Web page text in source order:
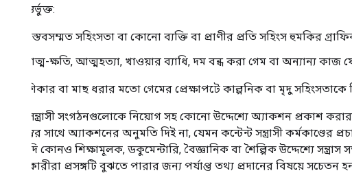
এটা অন্তর্ভুক্ত:
বাস্তবসম্মত সহিংসতা বা কোনো ব্যক্তি বা প্রাণীর প্রতি সহিংস হুমকির
আত্ম-ক্ষতি, আত্মহত্যা, খাওয়ার ব্যাধি, দম বন্ধ করা গেম বা অন্যান্য
কার্টুন, শিকার বা মাছ ধরার মতো গেমের প্রেক্ষাপটে কাল্পনিক বা মৃদু
আমরা সন্ত্রাসী সংগঠনগুলোকে নিয়োগ সহ কোনো উদ্দেশ্যে অ্যাকশন প্রকাশ করার
বিষয়বস্তুর সাথে অ্যাকশনের অনুমতি দিই না, যেমন কন্টেন্ট সন্ত্রাসী কর্মকাণ্ডের
করে। যদি কোনও শিক্ষামূলক, ডকুমেন্টারি, বৈজ্ঞানিক বা শৈল্পিক উদ্দেশ্যে
ব্যবহারকারীরা প্রসঙ্গটি বুঝতে পারার জন্য পর্যাপ্ত তথ্য প্রদানের বিষয়ে সচেতন